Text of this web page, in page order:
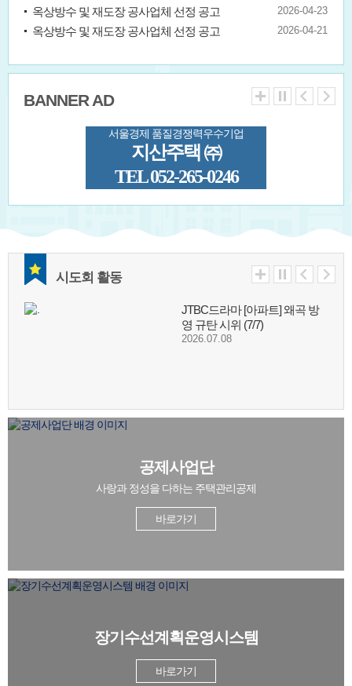
옥상방수 및 재도장 공사업체 선정 공고 2026-04-23
옥상방수 및 재도장 공사업체 선정 공고 2026-04-21
BANNER AD
서울경제 품질경쟁력우수기업
지산주택 ㈜
TEL 052-265-0246
T.052-261-3874
시도회 활동
JTBC드라마 [아파트] 왜곡 방
영 규탄 시위 (7/7)
2026.07.08
향상교육
2026년(6/27) 제29회 주택관리
사(보) 1차 시험 수험생 응원
2026.06.29
2026년 상반기 시설물에 관한
2026년 상반기 관리감독자 정
공제사업단
사랑과 정성을 다하는 주택관리공제
바로가기
장기수선계획운영시스템
바로가기